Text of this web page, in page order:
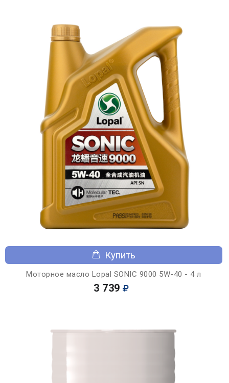
Купить
Моторное масло Lopal SONIC 9000 5W-40 - 4 л
3 739